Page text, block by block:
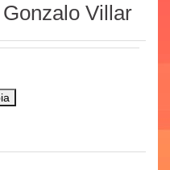
Villar